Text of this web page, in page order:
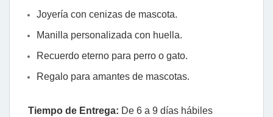
Joyería con cenizas de mascota.
Manilla personalizada con huella.
Recuerdo eterno para perro o gato.
Regalo para amantes de mascotas.
Tiempo de Entrega: De 6 a 9 días hábiles